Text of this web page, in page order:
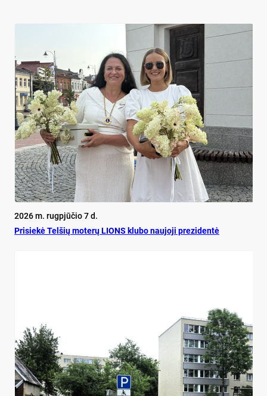
2026 m. rugpjūčio 7 d.
Pri­siekė Tel­šių mo­terų LIONS klu­bo nau­jo­ji pre­zi­dentė